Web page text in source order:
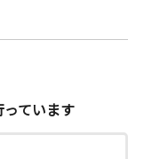
っています